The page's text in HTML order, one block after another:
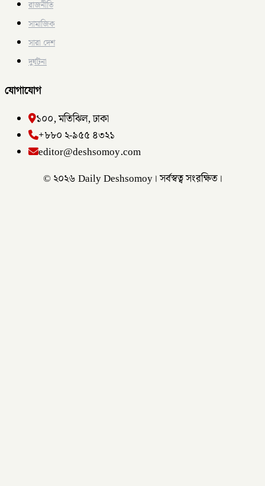
রাজনীতি
সামাজিক
সারা দেশ
দুর্ঘটনা
যোগাযোগ
১০০, মতিঝিল, ঢাকা
+৮৮০ ২-৯৫৫ ৪৩২১
editor@deshsomoy.com
© ২০২৬ Daily Deshsomoy। সর্বস্বত্ব সংরক্ষিত।